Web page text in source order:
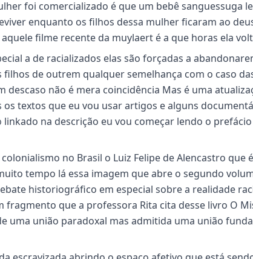
foi comercializado é que um bebê sanguessuga
enquanto os filhos dessa mulher ficaram ao
filme recente da muylaert é a que horas ela
a de racializados elas são forçadas a
de outrem qualquer semelhança com o caso
não é mera coincidência Mas é uma
textos que eu vou usar artigos e alguns
na descrição eu vou começar lendo o
no Brasil o Luiz Felipe de Alencastro que é
tempo lá essa imagem que abre o segundo
historiográfico em especial sobre a realidade
que a professora Rita cita desse livro O
uma união paradoxal mas admitida uma união